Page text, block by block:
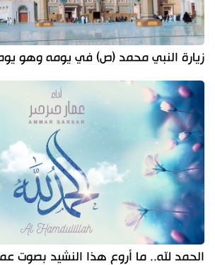
زيارة النبي محمد (ص) في يومه وهو
الحمد لله.. ما أروع هذا النشيد بصوت